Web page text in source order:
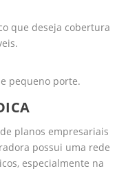
que deseja cobertura
pequeno porte.
planos empresariais
possui uma rede
especialmente na